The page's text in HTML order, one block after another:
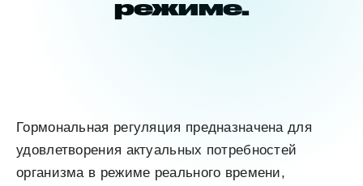
режиме.
Гормональная регуляция предназначена для
удовлетворения актуальных потребностей
организма в режиме реального времени,